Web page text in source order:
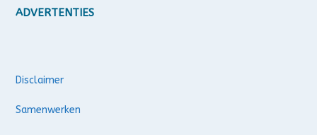
ADVERTENTIES
Disclaimer
Samenwerken